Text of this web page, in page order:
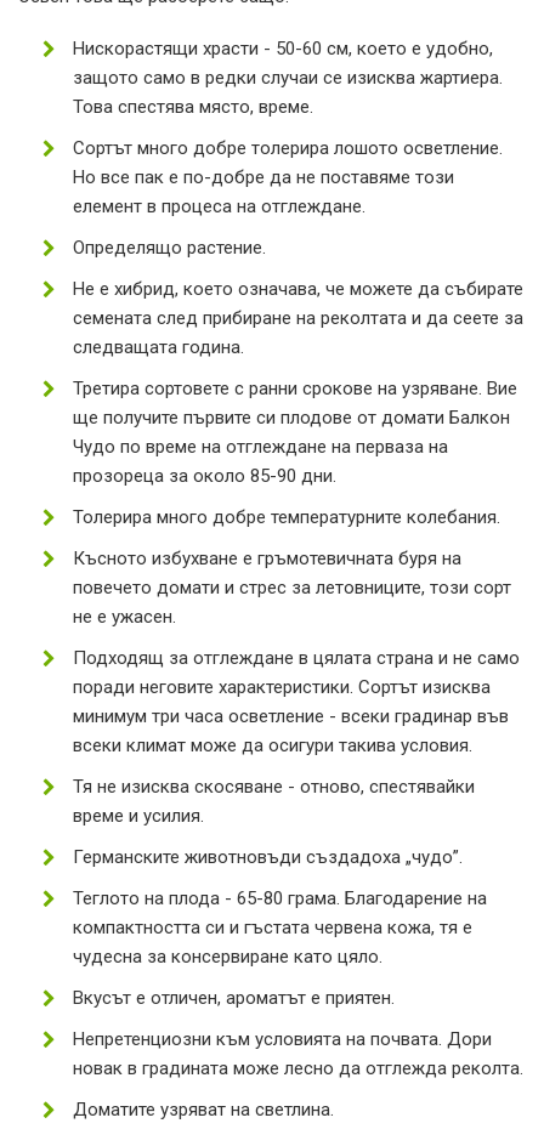
Нискорастящи храсти - 50-60 см, което е удобно,
защото само в редки случаи се изисква жартиера.
Това спестява място, време.
Сортът много добре толерира лошото осветление.
Но все пак е по-добре да не поставяме този
елемент в процеса на отглеждане.
Определящо растение.
Не е хибрид, което означава, че можете да събирате
семената след прибиране на реколтата и да сеете за
следващата година.
Третира сортовете с ранни срокове на узряване. Вие
ще получите първите си плодове от домати Балкон
Чудо по време на отглеждане на перваза на
прозореца за около 85-90 дни.
Толерира много добре температурните колебания.
Късното избухване е гръмотевичната буря на
повечето домати и стрес за летовниците, този сорт
не е ужасен.
Подходящ за отглеждане в цялата страна и не само
поради неговите характеристики. Сортът изисква
минимум три часа осветление - всеки градинар във
всеки климат може да осигури такива условия.
Тя не изисква скосяване - отново, спестявайки
време и усилия.
Германските животновъди създадоха „чудо”.
Теглото на плода - 65-80 грама. Благодарение на
компактността си и гъстата червена кожа, тя е
чудесна за консервиране като цяло.
Вкусът е отличен, ароматът е приятен.
Непретенциозни към условията на почвата. Дори
новак в градината може лесно да отглежда реколта.
Доматите узряват на светлина.